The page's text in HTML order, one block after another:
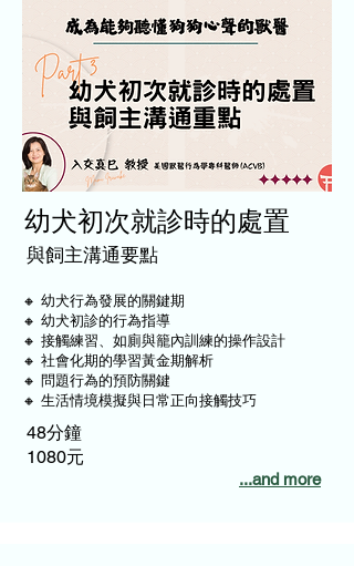
幼犬初次就診時的處置
與飼主溝通要點
🔸 幼犬行為發展的關鍵期
🔸 幼犬初診的行為指導
🔸 接觸練習、如廁與籠內訓練的操作設計
🔸 社會化期的學習黃金期解析
🔸 問題行為的預防關鍵
🔸 生活情境模擬與日常正向接觸技巧
48分鐘
1080元
...and more